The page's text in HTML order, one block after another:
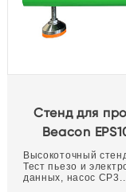
Стенд для
Beacon
Высокоточный
Тест пьезо и
данных, насос